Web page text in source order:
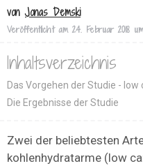
von Jonas Demski
Veröffentlicht am 24. Februar 2018
Inhaltsverzeichnis
Das Vorgehen der Studie -
Die Ergebnisse der Studie
Zwei der beliebtesten
kohlenhydratarme (low